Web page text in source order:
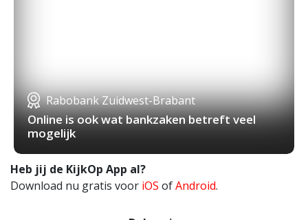
Rabobank Zuidwest-Brabant
Online is ook wat bankzaken betreft veel
mogelijk
Heb jij de KijkOp App al?
Download nu gratis voor iOS ofAndroid.